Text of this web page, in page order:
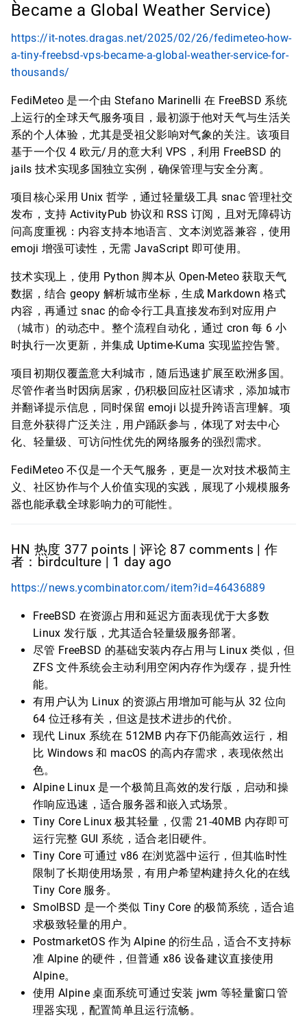
Became a Global Weather Service)
https://it-notes.dragas.net/2025/02/26/fedimeteo-how-
a-tiny-freebsd-vps-became-a-global-weather-service-for-
thousands/
FediMeteo 是一个由 Stefano Marinelli 在 FreeBSD 系统
上运行的全球天气服务项目，最初源于他对天气与生活关
系的个人体验，尤其是受祖父影响对气象的关注。该项目
基于一个仅 4 欧元/月的意大利 VPS，利用 FreeBSD 的
jails 技术实现多国独立实例，确保管理与安全分离。
项目核心采用 Unix 哲学，通过轻量级工具 snac 管理社交
发布，支持 ActivityPub 协议和 RSS 订阅，且对无障碍访
问高度重视：内容支持本地语言、文本浏览器兼容，使用
emoji 增强可读性，无需 JavaScript 即可使用。
技术实现上，使用 Python 脚本从 Open-Meteo 获取天气
数据，结合 geopy 解析城市坐标，生成 Markdown 格式
内容，再通过 snac 的命令行工具直接发布到对应用户
（城市）的动态中。整个流程自动化，通过 cron 每 6 小
时执行一次更新，并集成 Uptime-Kuma 实现监控告警。
项目初期仅覆盖意大利城市，随后迅速扩展至欧洲多国。
尽管作者当时因病居家，仍积极回应社区请求，添加城市
并翻译提示信息，同时保留 emoji 以提升跨语言理解。项
目意外获得广泛关注，用户踊跃参与，体现了对去中心
化、轻量级、可访问性优先的网络服务的强烈需求。
FediMeteo 不仅是一个天气服务，更是一次对技术极简主
义、社区协作与个人价值实现的实践，展现了小规模服务
器也能承载全球影响力的可能性。
HN 热度 377 points | 评论 87 comments | 作
者：birdculture | 1 day ago
https://news.ycombinator.com/item?id=46436889
FreeBSD 在资源占用和延迟方面表现优于大多数
Linux 发行版，尤其适合轻量级服务部署。
尽管 FreeBSD 的基础安装内存占用与 Linux 类似，但
ZFS 文件系统会主动利用空闲内存作为缓存，提升性
能。
有用户认为 Linux 的资源占用增加可能与从 32 位向
64 位迁移有关，但这是技术进步的代价。
现代 Linux 系统在 512MB 内存下仍能高效运行，相
比 Windows 和 macOS 的高内存需求，表现依然出
色。
Alpine Linux 是一个极简且高效的发行版，启动和操
作响应迅速，适合服务器和嵌入式场景。
Tiny Core Linux 极其轻量，仅需 21-40MB 内存即可
运行完整 GUI 系统，适合老旧硬件。
Tiny Core 可通过 v86 在浏览器中运行，但其临时性
限制了长期使用场景，有用户希望构建持久化的在线
Tiny Core 服务。
SmolBSD 是一个类似 Tiny Core 的极简系统，适合追
求极致轻量的用户。
PostmarketOS 作为 Alpine 的衍生品，适合不支持标
准 Alpine 的硬件，但普通 x86 设备建议直接使用
Alpine。
使用 Alpine 桌面系统可通过安装 jwm 等轻量窗口管
理器实现，配置简单且运行流畅。